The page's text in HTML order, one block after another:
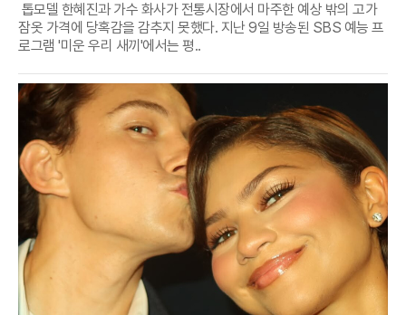
톱모델 한혜진과 가수 화사가 전통시장에서 마주한 예상 밖의 고가
잠옷 가격에 당혹감을 감추지 못했다. 지난 9일 방송된 SBS 예능 프
로그램 '미운 우리 새끼'에서는 평..